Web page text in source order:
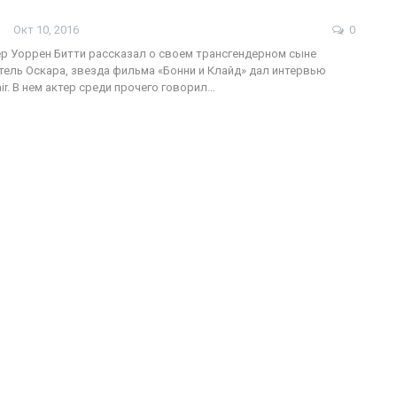
Окт 10, 2016
0
Уоррен Битти рассказал о своем трансгендерном сыне
Оскара, звезда фильма «Бонни и Клайд» дал интервью
В нем актер среди прочего говорил…
ФОТО